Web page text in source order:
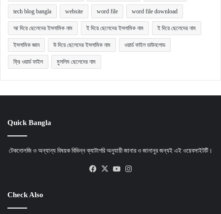
tech blog bangla website word file word file download
আ দিয়ে ছেলেদের ইসলামিক নাম ই দিয়ে ছেলেদের ইসলামিক নাম ই দিয়ে ছেলেদের নাম
ইসলামিক জ্ঞান উ দিয়ে ছেলেদের ইসলামিক নাম ওয়ার্ড ফাইল ডাউনলোড
ফ্রি ওয়ার্ড ফাইল মুসলিম ছেলেদের নাম
Quick Bangla
টেকনোলজি ও অন্যান্য বিষয়ক বিভিন্ন ক্যাটাগরি অনুযায়ী জানার ও জানানুর জন্যই এই ওয়েবসাইটটি।
Facebook
X YouTube
Check Also